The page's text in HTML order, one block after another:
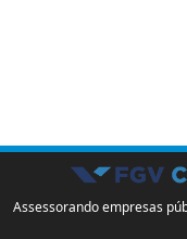
Assessorando empresas